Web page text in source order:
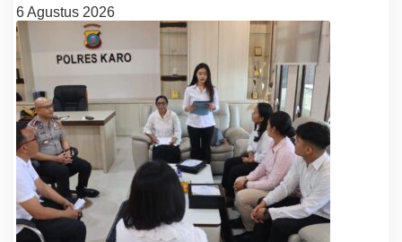
6 Agustus 2026